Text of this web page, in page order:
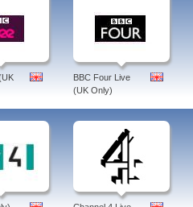
BBC Four Live
(UK Only)